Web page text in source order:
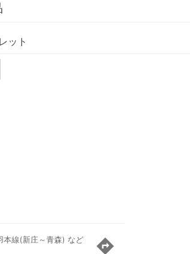
ット
本線(新庄～青森) など